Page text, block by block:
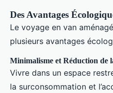
Des Avantages
Le voyage en van
plusieurs avantages
Minimalisme et Réduction de
Vivre dans un espace
la surconsommation et